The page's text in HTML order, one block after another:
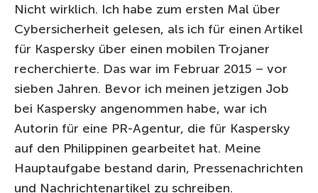
Nicht wirklich. Ich habe zum ersten Mal über
Cybersicherheit gelesen, als ich für einen Artikel
für Kaspersky über einen mobilen Trojaner
recherchierte. Das war im Februar 2015 – vor
sieben Jahren. Bevor ich meinen jetzigen Job
bei Kaspersky angenommen habe, war ich
Autorin für eine PR-Agentur, die für Kaspersky
auf den Philippinen gearbeitet hat. Meine
Hauptaufgabe bestand darin, Pressenachrichten
und Nachrichtenartikel zu schreiben.